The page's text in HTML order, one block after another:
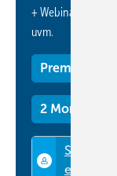
https://
+ Webinare und
uvm.
Premium
2 Monate